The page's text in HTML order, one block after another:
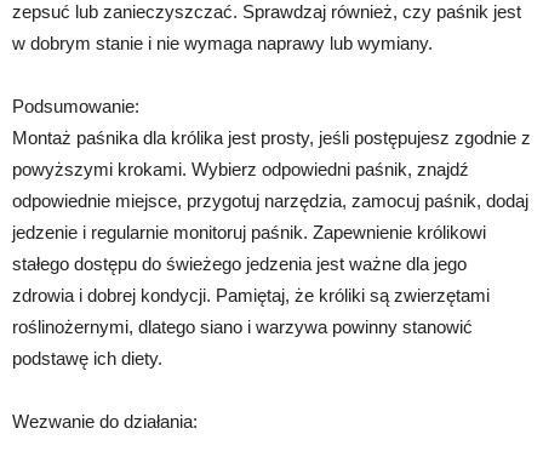
zepsuć lub zanieczyszczać. Sprawdzaj również, czy paśnik jest
w dobrym stanie i nie wymaga naprawy lub wymiany.
Podsumowanie:
Montaż paśnika dla królika jest prosty, jeśli postępujesz zgodnie z
powyższymi krokami. Wybierz odpowiedni paśnik, znajdź
odpowiednie miejsce, przygotuj narzędzia, zamocuj paśnik, dodaj
jedzenie i regularnie monitoruj paśnik. Zapewnienie królikowi
stałego dostępu do świeżego jedzenia jest ważne dla jego
zdrowia i dobrej kondycji. Pamiętaj, że króliki są zwierzętami
roślinożernymi, dlatego siano i warzywa powinny stanowić
podstawę ich diety.
Wezwanie do działania: